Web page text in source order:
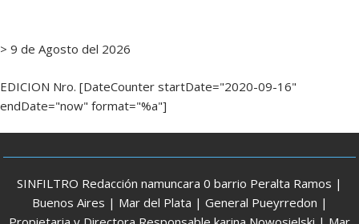
> 9 de Agosto del 2026
EDICION Nro. [DateCounter startDate="2020-09-16"
endDate="now" format="%a"]
SINFILTRO Redacción namuncara 0 barrio Peralta Ramos |
Buenos Aires | Mar del Plata | General Pueyrredon |